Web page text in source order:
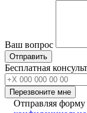
Ваш вопрос
Бесплатная
Перезвоните мне
Отправляя форму